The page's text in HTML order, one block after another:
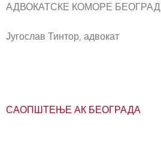
АДВОКАТСКЕ КОМОРЕ БЕОГРАД
Југослав Тинтор, адвокат
САОПШТЕЊЕ АК БЕОГРАДА